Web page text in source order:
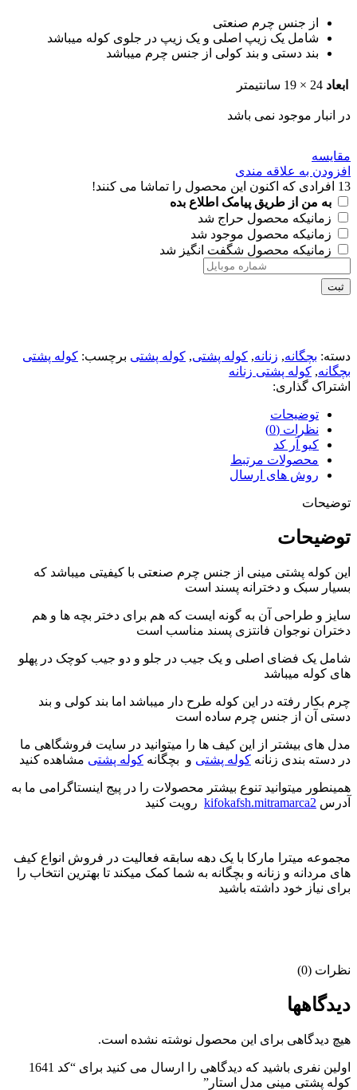
از جنس چرم صنعتی
شامل یک زیپ اصلی و یک زیپ در جلوی کوله میباشد
بند دستی و بند کولی از جنس چرم میباشد
ابعاد 24 × 19 سانتیمتر
در انبار موجود نمی باشد
مقايسه
افزودن به علاقه مندی
13 افرادی که اکنون این محصول را تماشا می کنند!
به من از طریق پیامک اطلاع بده
زمانیکه محصول حراج شد
زمانیکه محصول موجود شد
زمانیکه محصول شگفت انگیز شد
ثبت
دسته: بچگانه, زنانه, کوله پشتی, کوله پشتی برچسب: کوله پشتی
بچگانه, کوله پشتی زنانه
اشتراک گذاری:
توضیحات
نظرات (0)
کیو آر کد
محصولات مرتبط
روش های ارسال
توضیحات
توضیحات
این کوله پشتی مینی از جنس چرم صنعتی با کیفیتی میباشد که
بسیار سبک و دخترانه پسند است
سایز و طراحی آن به گونه ایست که هم برای دختر بچه ها و هم
دختران نوجوان فانتزی پسند مناسب است
شامل یک فضای اصلی و یک جیب در جلو و دو جیب کوچک در پهلو
های کوله میباشد
چرم بکار رفته در این کوله طرح دار میباشد اما بند کولی و بند
دستی آن از جنس چرم ساده است
مدل های بیشتر از این کیف ها را میتوانید در سایت فروشگاهی ما
در دسته بندی زنانه کوله پشتی و بچگانه کوله پشتی مشاهده کنید
همینطور میتوانید تنوع بیشتر محصولات را در پیج اینستاگرامی ما به
آدرس kifokafsh.mitramarca2 رویت کنید
مجموعه میترا مارکا با یک دهه سابقه فعالیت در فروش انواع کیف
های مردانه و زنانه و بچگانه به شما کمک میکند تا بهترین انتخاب را
برای نیاز خود داشته باشید
نظرات (0)
دیدگاهها
هیچ دیدگاهی برای این محصول نوشته نشده است.
اولین نفری باشید که دیدگاهی را ارسال می کنید برای “کد 1641
کوله پشتی مینی مدل استار”